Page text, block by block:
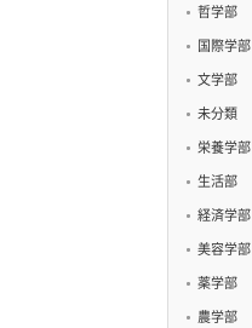
哲学部
国際学部
文学部
未分類
栄養学部
生活部
経済学部
美容学部
薬学部
農学部